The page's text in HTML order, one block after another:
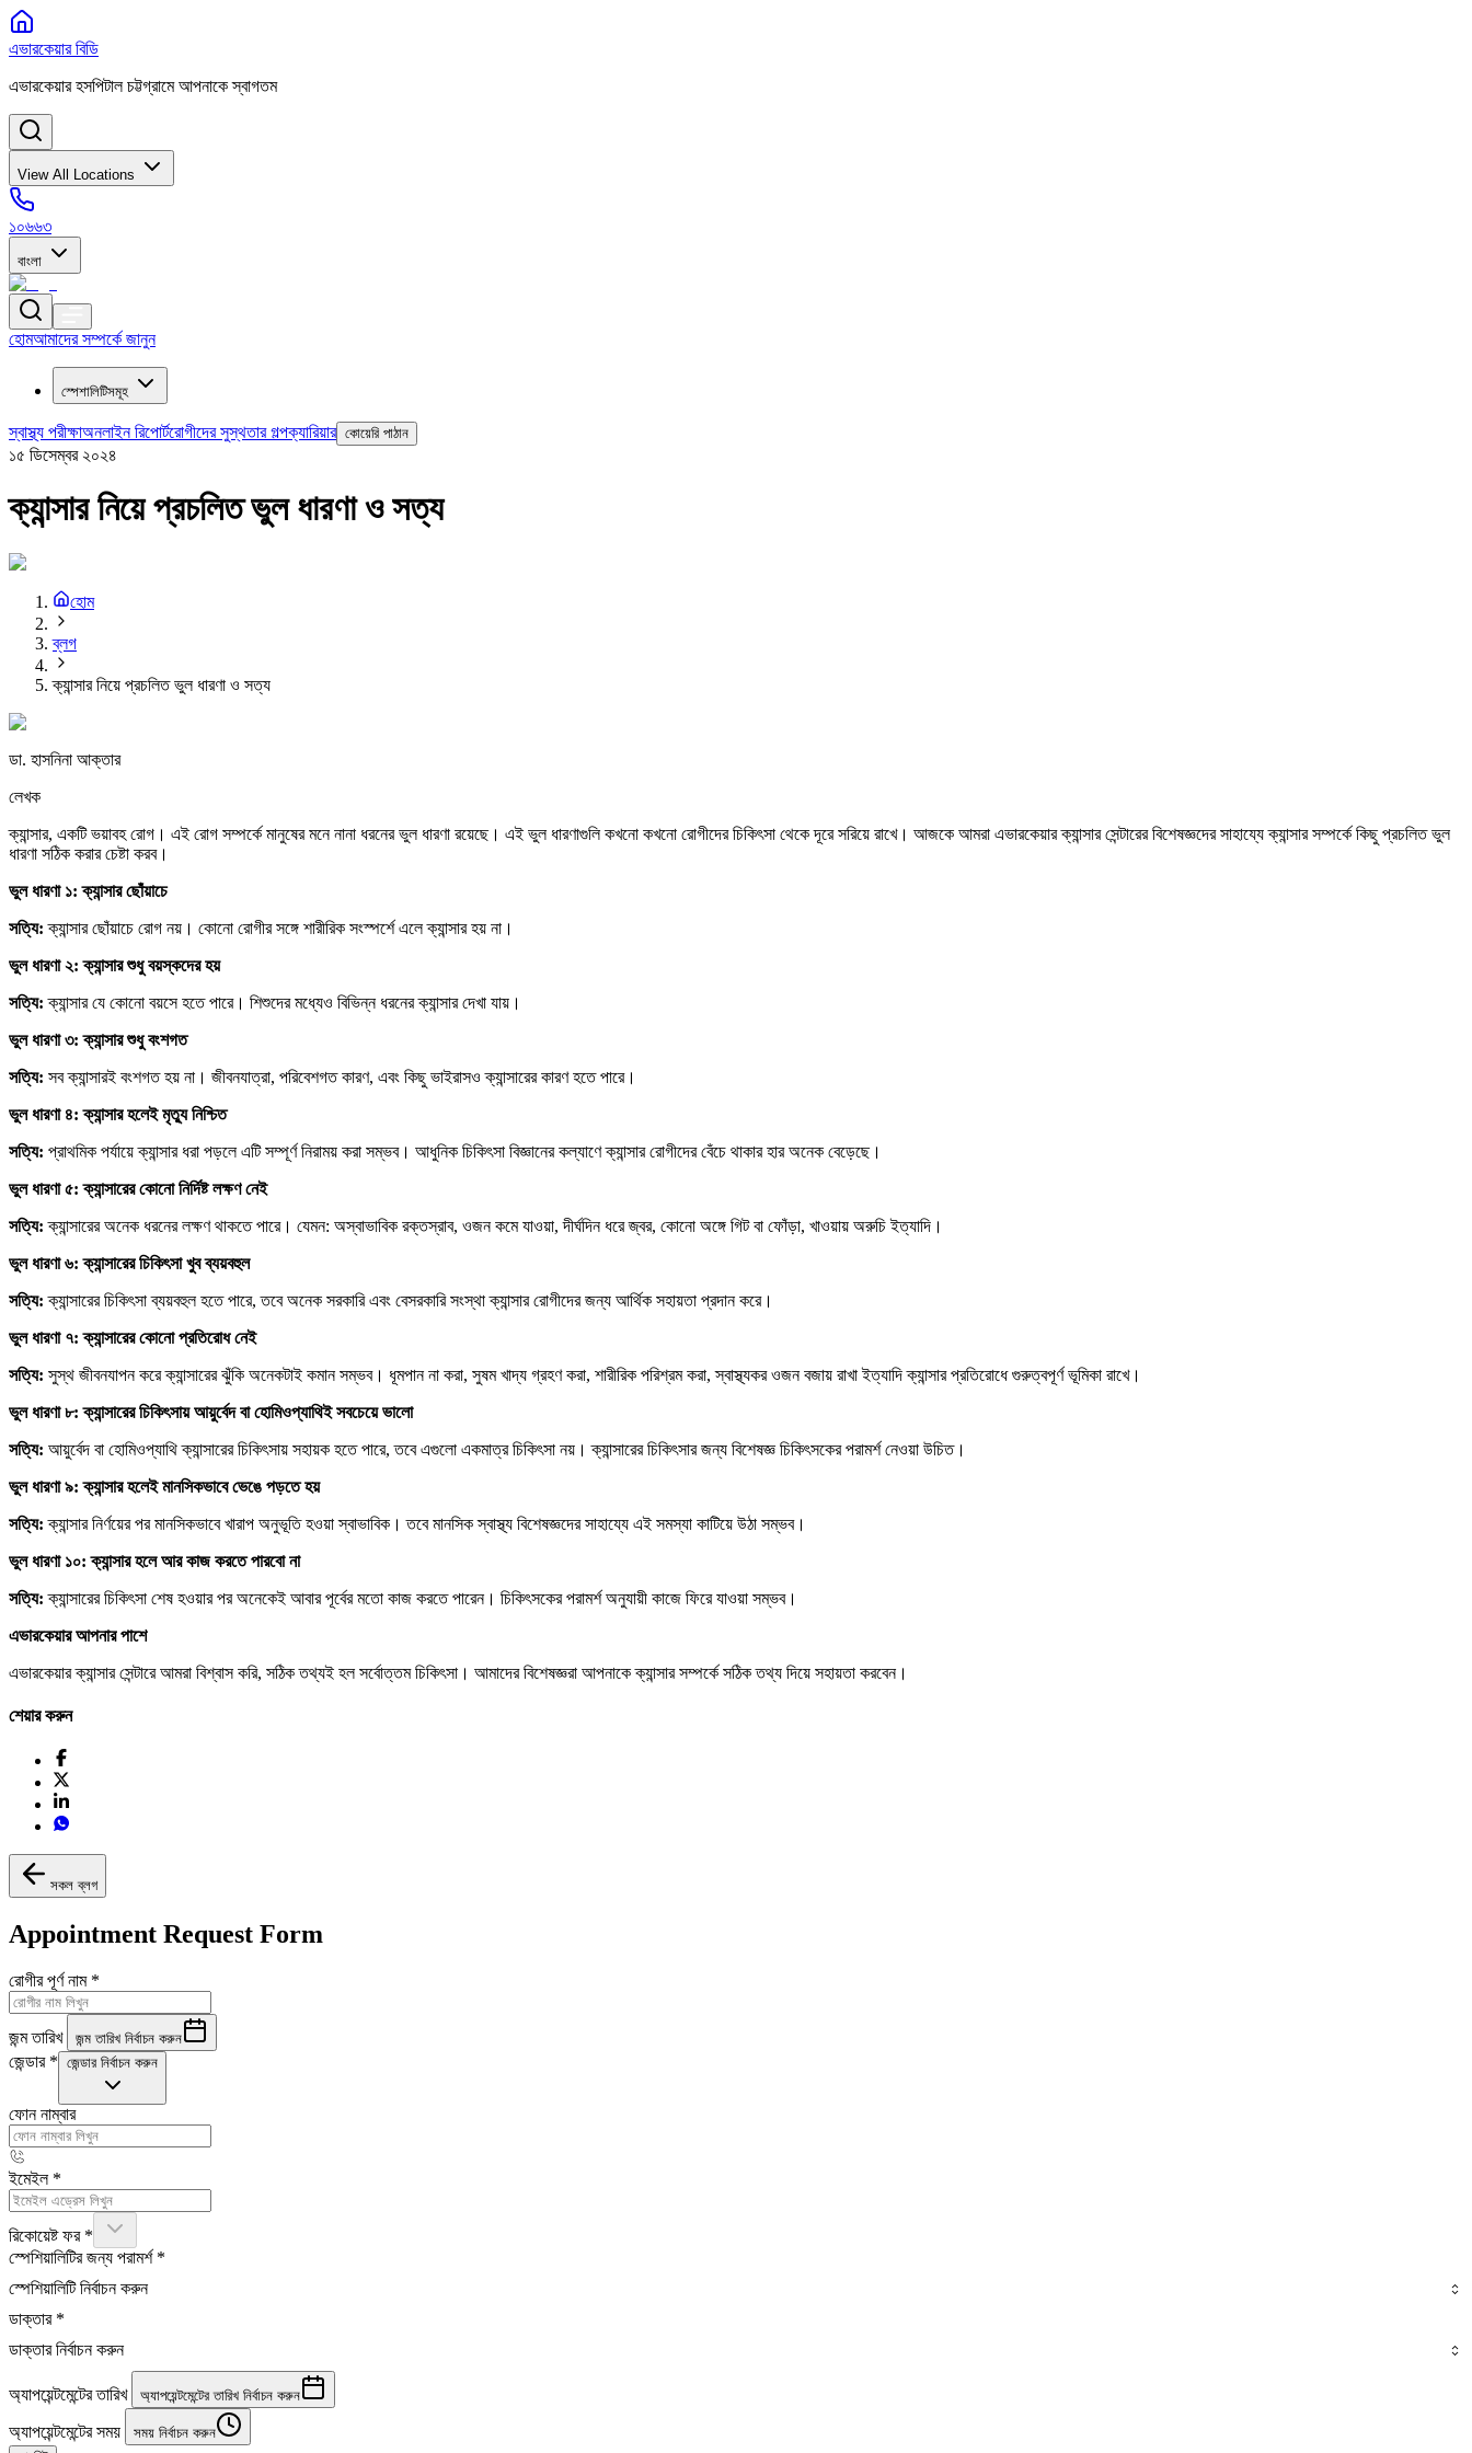
এভারকেয়ার বিডি
এভারকেয়ার হসপিটাল চট্টগ্রামে আপনাকে স্বাগতম
View All Locations
১০৬৬৩
বাংলা
হোমআমাদের সম্পর্কে জানুন
স্পেশালিটিসমূহ
স্বাস্থ্য পরীক্ষাঅনলাইন রিপোর্টরোগীদের সুস্থতার গল্পক্যারিয়ার কোয়েরি পাঠান
১৫ ডিসেম্বর ২০২৪
ক্যান্সার নিয়ে প্রচলিত ভুল ধারণা ও সত্য
হোম
ব্লগ
ক্যান্সার নিয়ে প্রচলিত ভুল ধারণা ও সত্য
ডা. হাসনিনা আক্তার
লেখক
ক্যান্সার, একটি ভয়াবহ রোগ। এই রোগ সম্পর্কে মানুষের মনে নানা ধরনের ভুল ধারণা রয়েছে। এই ভুল ধারণাগুলি কখনো কখনো রোগীদের চিকিৎসা থেকে দূরে সরিয়ে রাখে। আজকে আমরা এভারকেয়ার ক্যান্সার সেন্টারের বিশেষজ্ঞদের সাহায্যে ক্যান্সার সম্পর্কে কিছু প্রচলিত ভুল
ধারণা সঠিক করার চেষ্টা করব।
ভুলধারণা ১:ক্যান্সারছোঁয়াচে
সত্যি: ক্যান্সার ছোঁয়াচে রোগ নয়। কোনো রোগীর সঙ্গে শারীরিক সংস্পর্শে এলে ক্যান্সার হয় না।
ভুলধারণা২:ক্যান্সারশুধুবয়স্কদেরহয়
সত্যি: ক্যান্সার যে কোনো বয়সে হতে পারে। শিশুদের মধ্যেও বিভিন্ন ধরনের ক্যান্সার দেখা যায়।
ভুলধারণা৩:ক্যান্সারশুধুবংশগত
সত্যি: সব ক্যান্সারই বংশগত হয় না। জীবনযাত্রা, পরিবেশগত কারণ, এবং কিছু ভাইরাসও ক্যান্সারের কারণ হতে পারে।
ভুলধারণা ৪:ক্যান্সারহলেইমৃত্যুনিশ্চিত
সত্যি: প্রাথমিক পর্যায়ে ক্যান্সার ধরা পড়লে এটি সম্পূর্ণ নিরাময় করা সম্ভব। আধুনিক চিকিৎসা বিজ্ঞানের কল্যাণে ক্যান্সার রোগীদের বেঁচে থাকার হার অনেক বেড়েছে।
ভুলধারণা৫:ক্যান্সারেরকোনোনির্দিষ্টলক্ষণনেই
সত্যি: ক্যান্সারের অনেক ধরনের লক্ষণ থাকতে পারে। যেমন: অস্বাভাবিক রক্তস্রাব, ওজন কমে যাওয়া, দীর্ঘদিন ধরে জ্বর, কোনো অঙ্গে গিট বা ফোঁড়া, খাওয়ায় অরুচি ইত্যাদি।
ভুলধারণা৬:ক্যান্সারেরচিকিৎসাখুবব্যয়বহুল
সত্যি: ক্যান্সারের চিকিৎসা ব্যয়বহুল হতে পারে, তবে অনেক সরকারি এবং বেসরকারি সংস্থা ক্যান্সার রোগীদের জন্য আর্থিক সহায়তা প্রদান করে।
ভুলধারণা ৭:ক্যান্সারেরকোনোপ্রতিরোধনেই
সত্যি: সুস্থ জীবনযাপন করে ক্যান্সারের ঝুঁকি অনেকটাই কমান সম্ভব। ধূমপান না করা, সুষম খাদ্য গ্রহণ করা, শারীরিক পরিশ্রম করা, স্বাস্থ্যকর ওজন বজায় রাখা ইত্যাদি ক্যান্সার প্রতিরোধে গুরুত্বপূর্ণ ভূমিকা রাখে।
ভুলধারণা৮:ক্যান্সারেরচিকিৎসায়আয়ুর্বেদবাহোমিওপ্যাথিইসবচেয়েভালো
সত্যি: আয়ুর্বেদ বা হোমিওপ্যাথি ক্যান্সারের চিকিৎসায় সহায়ক হতে পারে, তবে এগুলো একমাত্র চিকিৎসা নয়। ক্যান্সারের চিকিৎসার জন্য বিশেষজ্ঞ চিকিৎসকের পরামর্শ নেওয়া উচিত।
ভুলধারণা৯:ক্যান্সারহলেইমানসিকভাবেভেঙে পড়তেহয়
সত্যি: ক্যান্সার নির্ণয়ের পর মানসিকভাবে খারাপ অনুভূতি হওয়া স্বাভাবিক। তবে মানসিক স্বাস্থ্য বিশেষজ্ঞদের সাহায্যে এই সমস্যা কাটিয়ে উঠা সম্ভব।
ভুলধারণা ১০:ক্যান্সারহলেআরকাজকরতেপারবোনা
সত্যি: ক্যান্সারের চিকিৎসা শেষ হওয়ার পর অনেকেই আবার পূর্বের মতো কাজ করতে পারেন। চিকিৎসকের পরামর্শ অনুযায়ী কাজে ফিরে যাওয়া সম্ভব।
এভারকেয়ারআপনারপাশে
এভারকেয়ার ক্যান্সার সেন্টারে আমরা বিশ্বাস করি, সঠিক তথ্যই হল সর্বোত্তম চিকিৎসা। আমাদের বিশেষজ্ঞরা আপনাকে ক্যান্সার সম্পর্কে সঠিক তথ্য দিয়ে সহায়তা করবেন।
শেয়ার করুন
সকল ব্লগ
Appointment Request Form
রোগীর পূর্ণ নাম *
জন্ম তারিখ জন্ম তারিখ নির্বাচন করুন
জেন্ডার * জেন্ডার নির্বাচন করুন
ফোন নাম্বার
ইমেইল *
রিকোয়েষ্ট ফর *
স্পেশিয়ালিটির জন্য পরামর্শ *
স্পেশিয়ালিটি নির্বাচন করুন
ডাক্তার *
ডাক্তার নির্বাচন করুন
অ্যাপয়েন্টমেন্টের তারিখ অ্যাপয়েন্টমেন্টের তারিখ নির্বাচন করুন
অ্যাপয়েন্টমেন্টের সময়
সময় নির্বাচন করুন